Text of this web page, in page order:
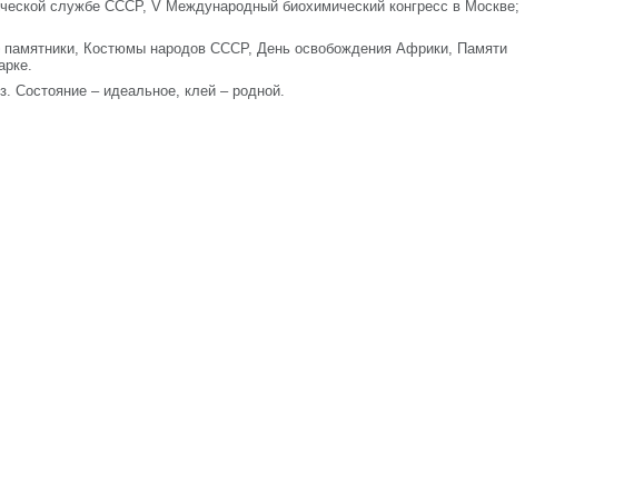
службе СССР, V Международный биохимический конгресс в Москве;
памятники, Костюмы народов СССР, День освобождения Африки, Памяти
Состояние – идеальное, клей – родной.